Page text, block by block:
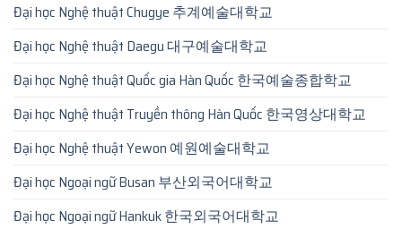
Đại học Nghệ thuật Chugye 추계예술대학교
Đại học Nghệ thuật Daegu 대구예술대학교
Đại học Nghệ thuật Quốc gia Hàn Quốc 한국예술종합학교
Đại học Nghệ thuật Truyền thông Hàn Quốc 한국영상대학교
Đại học Nghệ thuật Yewon 예원예술대학교
Đại học Ngoại ngữ Busan 부산외국어대학교
Đại học Ngoại ngữ Hankuk 한국외국어대학교